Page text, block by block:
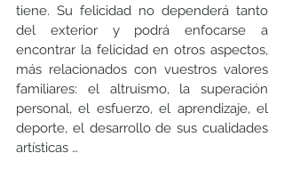
tiene. Su felicidad no dependerá tanto
del exterior y podrá enfocarse a
encontrar la felicidad en otros aspectos,
más relacionados con vuestros valores
familiares: el altruismo, la superación
personal, el esfuerzo, el aprendizaje, el
deporte, el desarrollo de sus cualidades
artísticas …